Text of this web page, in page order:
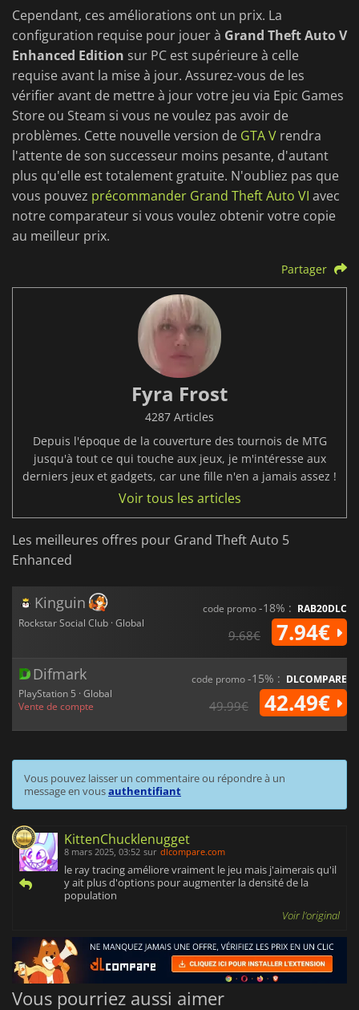
Cependant, ces améliorations ont un prix. La
configuration requise pour jouer à Grand Theft Auto V
Enhanced Edition sur PC est supérieure à celle
requise avant la mise à jour. Assurez-vous de les
vérifier avant de mettre à jour votre jeu via Epic Games
Store ou Steam si vous ne voulez pas avoir de
problèmes. Cette nouvelle version de GTA V rendra
l'attente de son successeur moins pesante, d'autant
plus qu'elle est totalement gratuite. N'oubliez pas que
vous pouvez précommander Grand Theft Auto VI avec
notre comparateur si vous voulez obtenir votre copie
au meilleur prix.
Partager
Fyra Frost
4287 Articles
Depuis l'époque de la couverture des tournois de MTG
jusqu'à tout ce qui touche aux jeux, je m'intéresse aux
derniers jeux et gadgets, car une fille n'en a jamais assez !
Voir tous les articles
Les meilleures offres pour Grand Theft Auto 5
Enhanced
Kinguin
Rockstar Social Club · Global
code promo-18% : RAB20DLC
9.68€ 7.94€
Difmark
PlayStation 5 · Global
Vente de compte
code promo-15% : DLCOMPARE
49.99€ 42.49€
Vous pouvez laisser un commentaire ou répondre à un
message en vousauthentifiant
KittenChucklenugget
8 mars 2025, 03:52 sur dlcompare.com
le ray tracing améliore vraiment le jeu mais j'aimerais qu'il
y ait plus d'options pour augmenter la densité de la
population
Voir l'original
Vous pourriez aussi aimer